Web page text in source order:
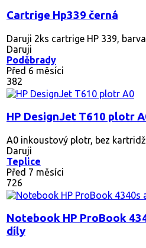
Cartrige Hp339 černá
Daruji 2ks cartrige HP 339,
Daruji
Poděbrady
Před 6 měsíci
382
HP DesignJet T610 plotr
A0 inkoustový plotr, bez
Daruji
Teplice
Před 7 měsíci
726
Notebook HP ProBook
díly